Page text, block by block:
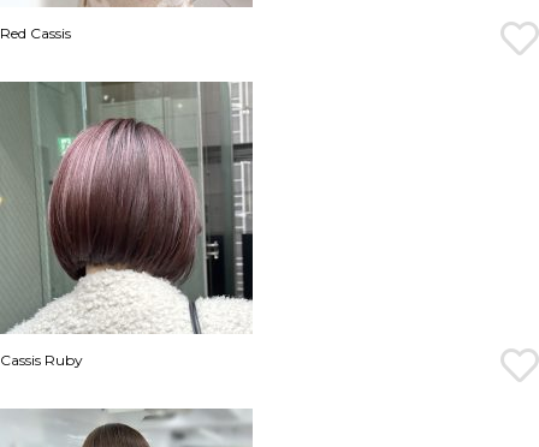
Red Cassis
Cassis Ruby